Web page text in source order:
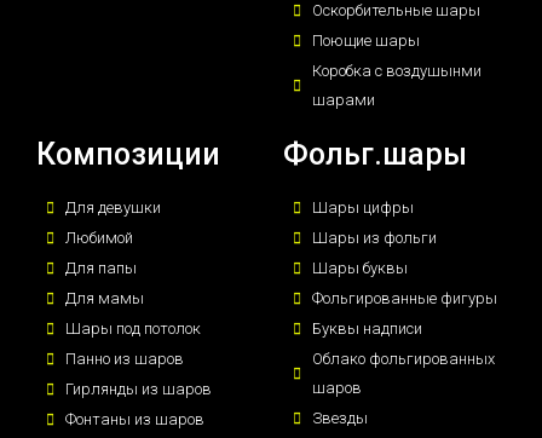
Оскорбительные шары
Поющие шары
Коробка с воздушынми
шарами
Композиции
Для девушки
Любимой
Для папы
Для мамы
Шары под потолок
Панно из шаров
Гирлянды из шаров
Фонтаны из шаров
Фольг.шары
Шары цифры
Шары из фольги
Шары буквы
Фольгированные фигуры
Буквы надписи
Облако фольгированных
шаров
Звезды